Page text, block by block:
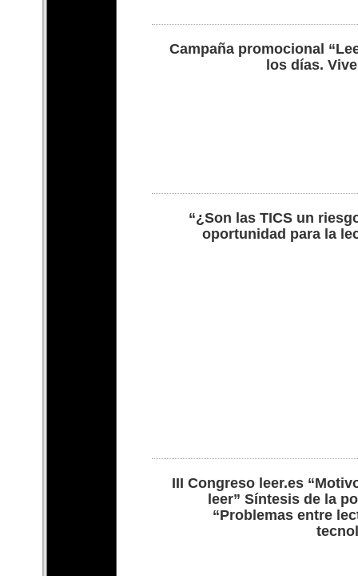
Campaña promocional
los días.
“¿Son las TICS un
oportunidad para la
III Congreso leer.es
leer” Síntesis de la
“Problemas entre